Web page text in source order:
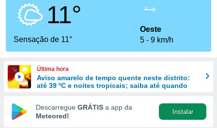
fornecidas
a este
das
e
forma
digital
11°
Sensação de 11°
Oeste
5
9 km/h
Última hora
Aviso amarelo de tempo quente neste distrito:
até 39 ºC e noites tropicais; saiba até quando
Descarregue GRÁTIS a app da
Meteored!
Instalar